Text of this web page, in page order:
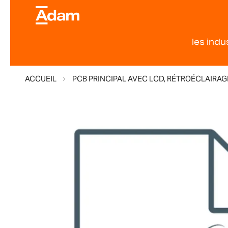
les
ACCUEIL PCB PRINCIPAL AVEC LCD,